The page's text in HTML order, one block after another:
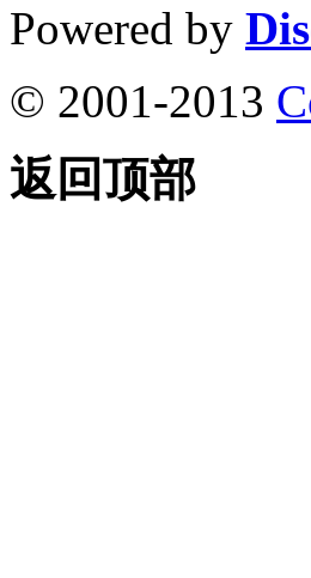
Powered by
© 2001-2013
返回顶部